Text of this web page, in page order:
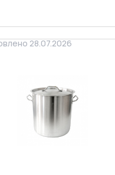
28.07.2026